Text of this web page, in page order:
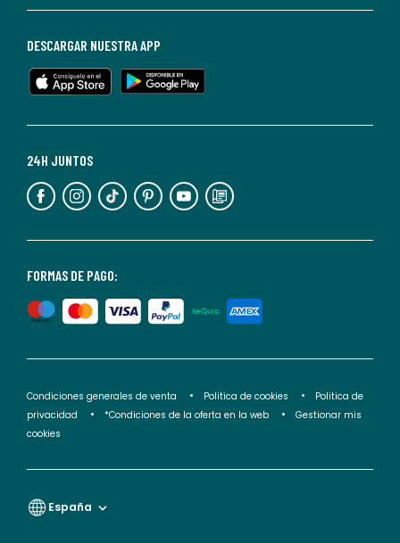
de
en
cualquier
Para
información,
puedes
nuestra
de
privacidad</2>.
FORMAS DE PAGO:
24H JUNTOS
DESCARGAR NUESTRA APP
Condiciones generales de venta Politica de cookies
Politica de
privacidad
*Condiciones de la oferta en la web
Gestionar mis
cookies
España